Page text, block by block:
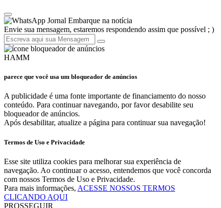
Jornal Embarque na notícia
Envie sua mensagem, estaremos respondendo assim que possível ; )
HAMM
parece que você usa um bloqueador de anúncios
A publicidade é uma fonte importante de financiamento do nosso
conteúdo. Para continuar navegando, por favor desabilite seu
bloqueador de anúncios.
Após desabilitar, atualize a página para continuar sua navegação!
Termos de Uso e Privacidade
Esse site utiliza cookies para melhorar sua experiência de
navegação. Ao continuar o acesso, entendemos que você concorda
com nossos Termos de Uso e Privacidade.
Para mais informações, ACESSE NOSSOS TERMOS
CLICANDO AQUI
PROSSEGUIR